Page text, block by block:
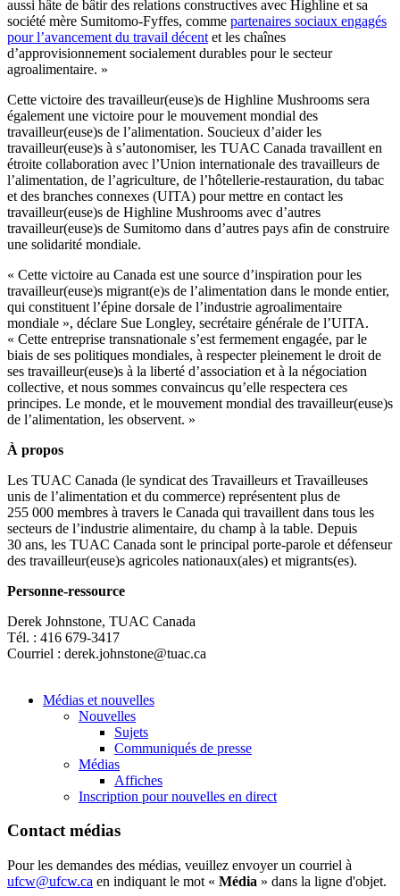
aussi hâte de bâtir des relations constructives avec Highline et sa
société mère Sumitomo-Fyffes, comme partenaires sociaux engagés
pour l’avancement du travail décent et les chaînes
d’approvisionnement socialement durables pour le secteur
agroalimentaire. »
Cette victoire des travailleur(euse)s de Highline Mushrooms sera
également une victoire pour le mouvement mondial des
travailleur(euse)s de l’alimentation. Soucieux d’aider les
travailleur(euse)s à s’autonomiser, les TUAC Canada travaillent en
étroite collaboration avec l’Union internationale des travailleurs de
l’alimentation, de l’agriculture, de l’hôtellerie-restauration, du tabac
et des branches connexes (UITA) pour mettre en contact les
travailleur(euse)s de Highline Mushrooms avec d’autres
travailleur(euse)s de Sumitomo dans d’autres pays afin de construire
une solidarité mondiale.
« Cette victoire au Canada est une source d’inspiration pour les
travailleur(euse)s migrant(e)s de l’alimentation dans le monde entier,
qui constituent l’épine dorsale de l’industrie agroalimentaire
mondiale », déclare Sue Longley, secrétaire générale de l’UITA.
« Cette entreprise transnationale s’est fermement engagée, par le
biais de ses politiques mondiales, à respecter pleinement le droit de
ses travailleur(euse)s à la liberté d’association et à la négociation
collective, et nous sommes convaincus qu’elle respectera ces
principes. Le monde, et le mouvement mondial des travailleur(euse)s
de l’alimentation, les observent. »
À propos
Les TUAC Canada (le syndicat des Travailleurs et Travailleuses
unis de l’alimentation et du commerce) représentent plus de
255 000 membres à travers le Canada qui travaillent dans tous les
secteurs de l’industrie alimentaire, du champ à la table. Depuis
30 ans, les TUAC Canada sont le principal porte-parole et défenseur
des travailleur(euse)s agricoles nationaux(ales) et migrants(es).
Personne-ressource
Derek Johnstone, TUAC Canada
Tél. : 416 679‑3417
Courriel : derek.johnstone@tuac.ca
Médias et nouvelles
Nouvelles
Sujets
Communiqués de presse
Médias
Affiches
Inscription pour nouvelles en direct
Contact médias
Pour les demandes des médias, veuillez envoyer un courriel à
ufcw@ufcw.ca en indiquant le mot « Média » dans la ligne d'objet.